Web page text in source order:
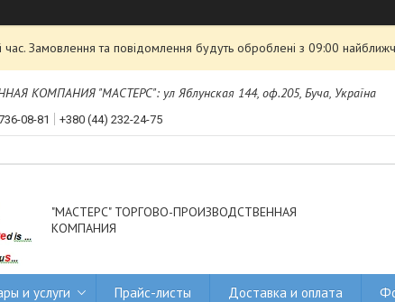
час. Замовлення та повідомлення будуть оброблені з 09:00
КОМПАНИЯ "МАСТЕРС": ул Яблунская 144, оф.205, Буча, Україна
08-81 +380 (44) 232-24-75
"МАСТЕРС" ТОРГОВО-ПРОИЗВОДСТВЕННАЯ
КОМПАНИЯ
и услуги Прайс-листы Доставка и оплата